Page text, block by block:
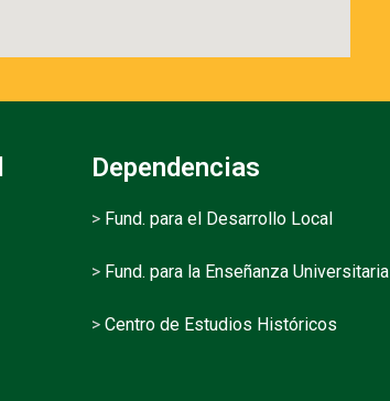
Dependencias
> Fund. para el Desarrollo Local
> Fund. para la Enseñanza Universitaria
> Centro de Estudios Históricos